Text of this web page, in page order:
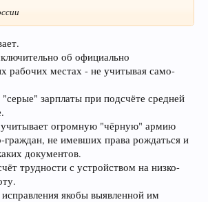
об официально
рабочих местах - не учитывая само-
зарплаты при подсчёте средней
огромную "чёрную" армию
граждан, не имевших права рождаться и
документов.
трудности с устройством на низко-
якобы выявленной им